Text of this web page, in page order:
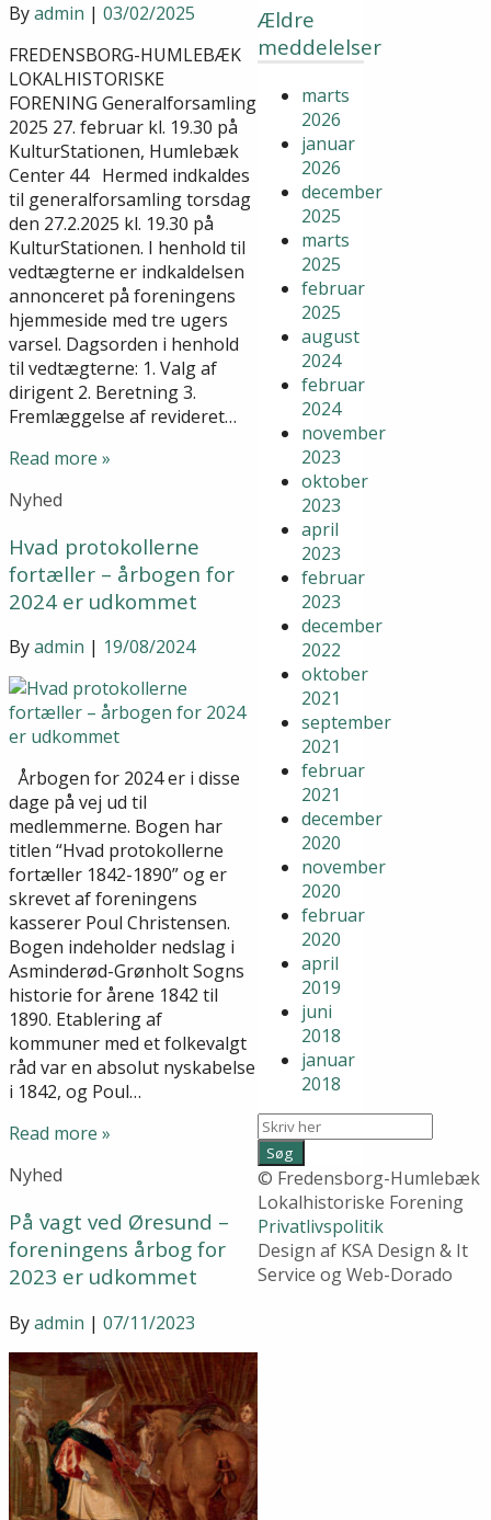
Ældre
meddelelser
marts
2026
januar
2026
december
2025
marts
2025
februar
2025
august
2024
februar
2024
november
2023
oktober
2023
april
2023
februar
2023
december
2022
oktober
2021
september
2021
februar
2021
december
2020
november
2020
februar
2020
april
2019
juni
2018
januar
2018
Byadmin | 03/02/2025
FREDENSBORG-HUMLEBÆK
LOKALHISTORISKE
FORENING Generalforsamling
2025 27. februar kl. 19.30 på
KulturStationen, Humlebæk
Center 44 Hermed indkaldes
til generalforsamling torsdag
den 27.2.2025 kl. 19.30 på
KulturStationen. I henhold til
vedtægterne er indkaldelsen
annonceret på foreningens
hjemmeside med tre ugers
varsel. Dagsorden i henhold
til vedtægterne: 1. Valg af
dirigent 2. Beretning 3.
Fremlæggelse af revideret…
Read more »
Nyhed
Hvad protokollerne
fortæller – årbogen for
2024 er udkommet
Byadmin | 19/08/2024
Årbogen for 2024 er i disse
dage på vej ud til
medlemmerne. Bogen har
titlen “Hvad protokollerne
fortæller 1842-1890” og er
skrevet af foreningens
kasserer Poul Christensen.
Bogen indeholder nedslag i
Asminderød-Grønholt Sogns
historie for årene 1842 til
1890. Etablering af
kommuner med et folkevalgt
råd var en absolut nyskabelse
i 1842, og Poul…
Read more »
Nyhed
På vagt ved Øresund –
foreningens årbog for
2023 er udkommet
Byadmin | 07/11/2023
© Fredensborg-Humlebæk
Lokalhistoriske Forening
Privatlivspolitik
Design af KSA Design & It
Service og Web-Dorado